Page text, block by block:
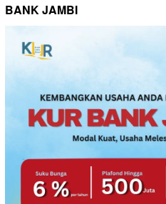
BANK JAMBI